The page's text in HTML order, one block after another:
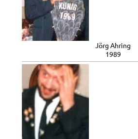
Jörg Ahring
1989